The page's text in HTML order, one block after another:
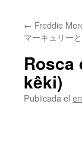
← Freddie
マーキュリー
Rosca
kêki)
Publicada el